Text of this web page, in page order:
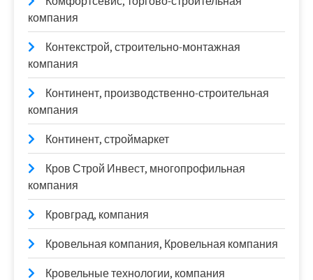
компания
Контекстрой, строительно-монтажная
компания
Континент, производственно-строительная
компания
Континент, строймаркет
Кров Строй Инвест, многопрофильная
компания
Кровград, компания
Кровельная компания, Кровельная компания
Кровельные технологии, компания